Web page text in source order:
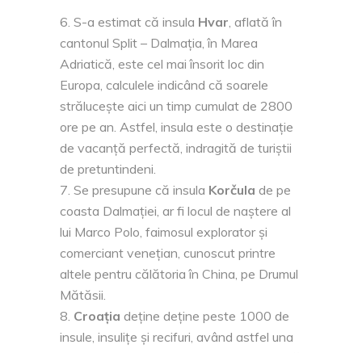
S-a estimat că insula Hvar, aflată în
cantonul Split – Dalmația, în Marea
Adriatică, este cel mai însorit loc din
Europa, calculele indicând că soarele
strălucește aici un timp cumulat de 2800
ore pe an. Astfel, insula este o destinație
de vacanță perfectă, indragită de turiștii
de pretuntindeni.
Se presupune că insula Korčula de pe
coasta Dalmației, ar fi locul de naștere al
lui Marco Polo, faimosul explorator și
comerciant venețian, cunoscut printre
altele pentru călătoria în China, pe Drumul
Mătăsii.
Croația deține deține peste 1000 de
insule, insulițe și recifuri, având astfel una